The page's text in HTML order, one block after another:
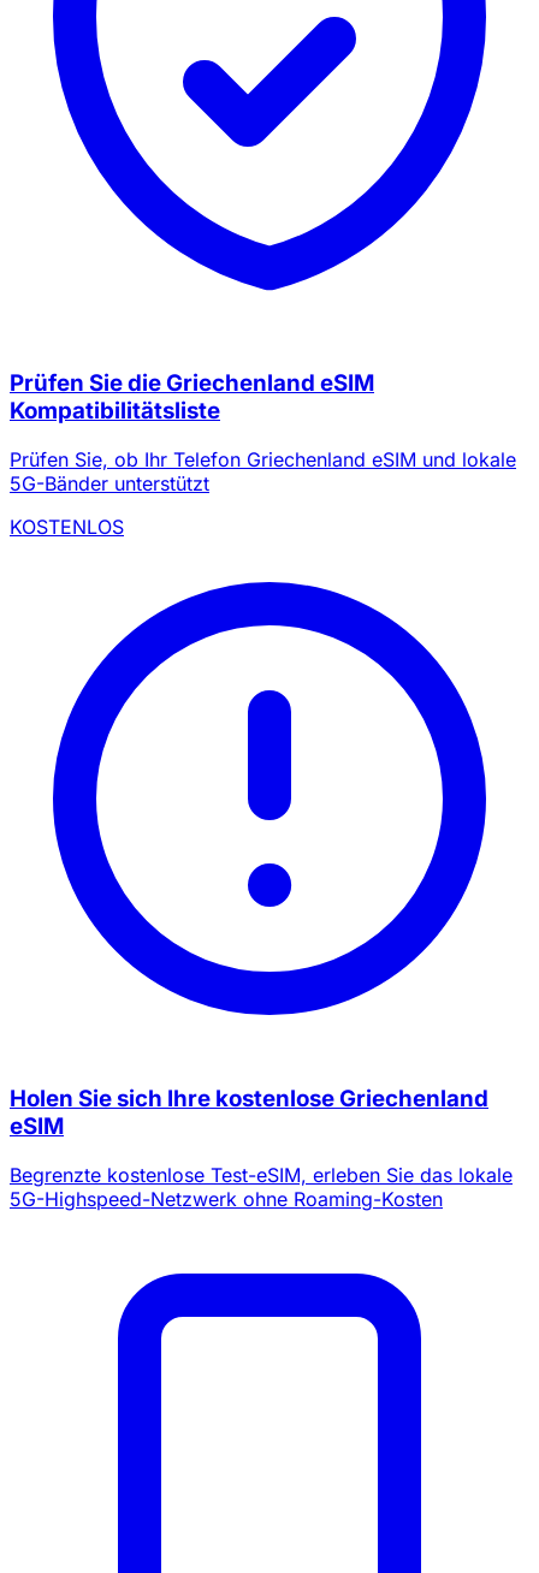
Prüfen Sie die Griechenland eSIM
Kompatibilitätsliste
Prüfen Sie, ob Ihr Telefon Griechenland eSIM und lokale
5G-Bänder unterstützt
KOSTENLOS
Holen Sie sich Ihre kostenlose Griechenland
eSIM
Begrenzte kostenlose Test-eSIM, erleben Sie das lokale
5G-Highspeed-Netzwerk ohne Roaming-Kosten